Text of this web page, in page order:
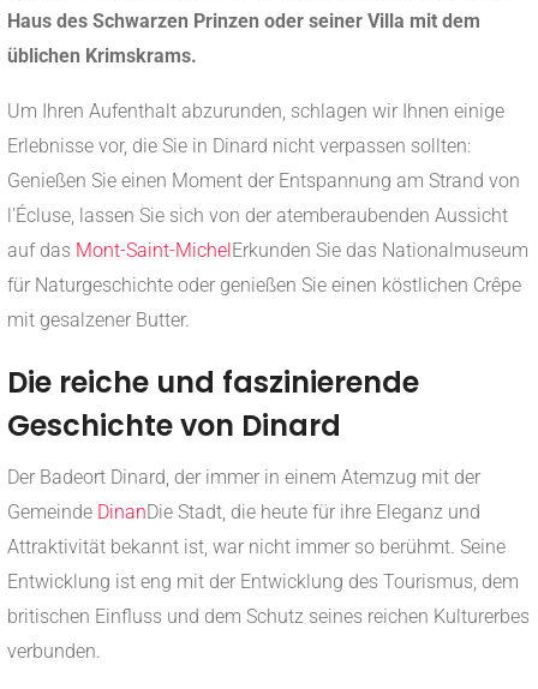
Haus des Schwarzen Prinzen oder seiner Villa mit dem
üblichen Krimskrams.
Um Ihren Aufenthalt abzurunden, schlagen wir Ihnen einige
Erlebnisse vor, die Sie in Dinard nicht verpassen sollten:
Genießen Sie einen Moment der Entspannung am Strand von
l'Écluse, lassen Sie sich von der atemberaubenden Aussicht
auf das Mont-Saint-Michel Erkunden Sie das Nationalmuseum
für Naturgeschichte oder genießen Sie einen köstlichen Crêpe
mit gesalzener Butter.
Die reiche und faszinierende
Geschichte von Dinard
Der Badeort Dinard, der immer in einem Atemzug mit der
Gemeinde DinanDie Stadt, die heute für ihre Eleganz und
Attraktivität bekannt ist, war nicht immer so berühmt. Seine
Entwicklung ist eng mit der Entwicklung des Tourismus, dem
britischen Einfluss und dem Schutz seines reichen Kulturerbes
verbunden.